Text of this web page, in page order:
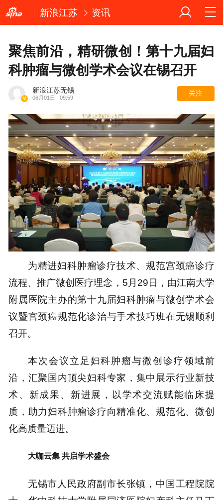
新浪江苏 资讯
聚焦前沿，精研微创！第十九届妇
科肿瘤与微创学术会议在锡召开
新浪江苏无锡
06月01日 09:59
关注
为精进妇科肿瘤诊疗技术、规范宫颈癌诊疗
流程、推广微创医疗理念，5月29日，由江南大学
附属医院主办的第十九届妇科肿瘤与微创学术会
议暨宫颈癌规范化诊治与手术技巧班在无锡顺利
召开。
本次会议立足妇科肿瘤与微创诊疗领域前
沿，汇聚国内顶尖妇科专家，集中展示行业新技
术、新成果、新进展，以学术交流赋能临床提
质，助力妇科肿瘤诊疗向精准化、规范化、微创
化高质量迈进。
大咖云集 共启学术盛会
无锡市人民政府副市长张镇，中国工程院院